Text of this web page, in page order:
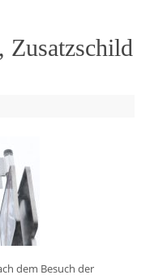
Zusatzschild
dem Besuch der